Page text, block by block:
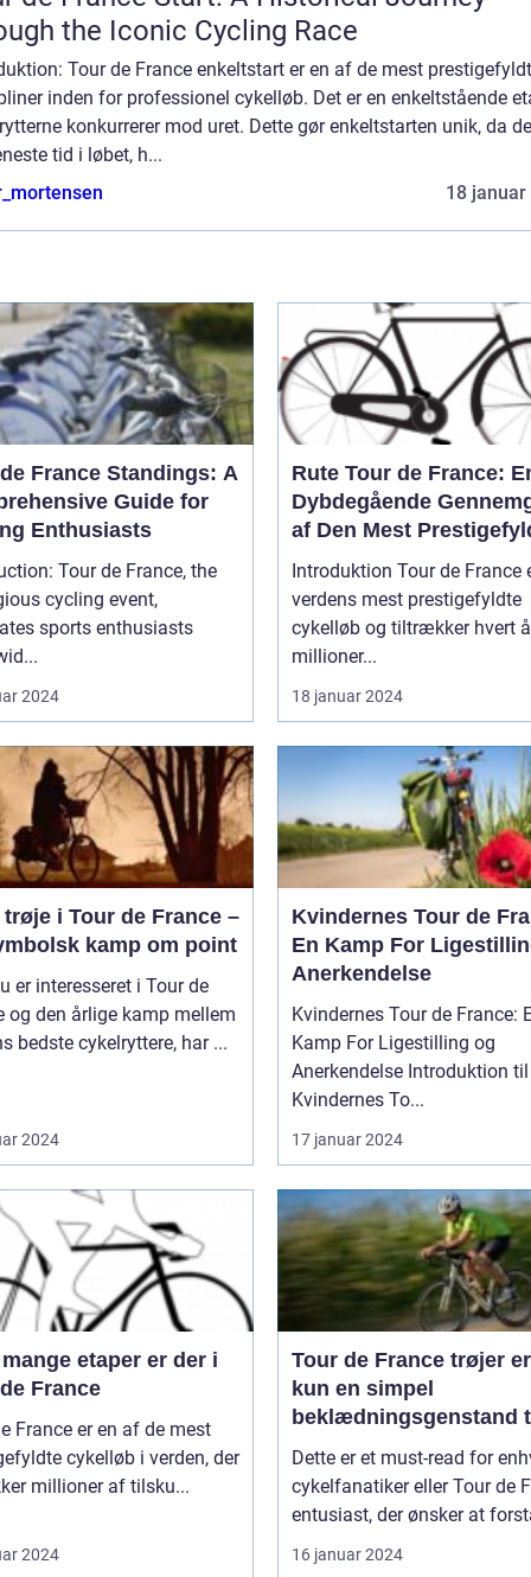
the Iconic Cycling Race
Tour de France enkeltstart er en af de mest
inden for professionel cykelløb. Det er en enkeltstående
konkurrerer mod uret. Dette gør enkeltstarten unik, da
tid i løbet, h...
18 januar
France Standings: A
Guide for
Enthusiasts
de France, the
cycling event,
sports enthusiasts
2024
Rute Tour de France:
Dybdegående
af Den Mest
Cykelløbsrute i Verden
Introduktion Tour de France
verdens mest prestigefyldte
cykelløb og tiltrækker hvert
millioner...
18 januar 2024
i Tour de France –
kamp om point
er interesseret i Tour de
og den årlige kamp mellem
bedste cykelryttere, har ...
2024
Kvindernes Tour de
En Kamp For
Anerkendelse
Kvindernes Tour de France:
Kamp For Ligestilling og
Anerkendelse Introduktion til
Kvindernes To...
17 januar 2024
etaper er der i
France
France er en af de mest
cykelløb i verden, der
millioner af tilsku...
2024
Tour de France trøjer
kun en simpel
beklædningsgenstand
cykelryttere; de bærer
symbolik og historie,
rækker langt ud over
Dette er et must-read for
cykelfanatiker eller Tour de
entusiast, der ønsker at
16 januar 2024